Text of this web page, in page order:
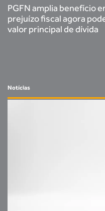
PGFN amplia benefício
prejuízo fiscal agora
valor principal de dívida
Notícias